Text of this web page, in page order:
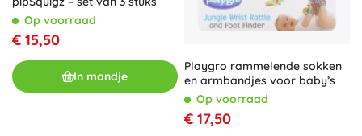
Op voorraad
€ 15,50
In mandje
Playgro rammelende sokken
en armbandjes voor baby’s
Op voorraad
€ 17,50